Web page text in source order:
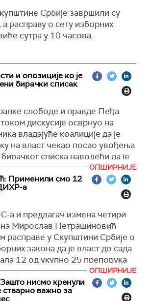
Србије завршили су
расправу о сету изборних
сутра у 10 часова.
и опозиције ко је
бирачки списак
слободе и правде Пеђа
дискусије осврнуо на
владајуће коалиције да је
на власт чекао посао увођења
списка наводећи да је
2011. године, пре доласка
Народне скупштине
бирачком списку усвојен још
да списак није формиран за
да су по извештајима
пре 2012. године били
на шта је Брнабићева
је "нормално да су били
ОПШИРНИЈЕ
Применили смо 12
а
а и предлагач измена четири
Мирослав Петрашиновић
расправе у Скупштини Србије о
закона да је власт до сада
12 од укупно 25 препорука
тврдње опозиције да се
примењују.
истина и што грађани Србије
ОПШИРНИЈЕ
нисмо кренули
стварно важно за